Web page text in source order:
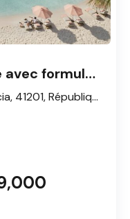
Appartements de luxe avec formule « Renta Pool » à Cap Cana
Cap Cana, Higüey, La Altagracia, 41201, République dominicaine